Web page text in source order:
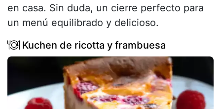
en casa. Sin duda, un cierre perfecto para
un menú equilibrado y delicioso.
Kuchen de ricotta y frambuesa